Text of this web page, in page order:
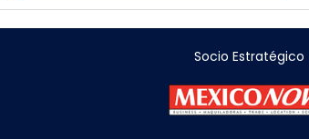
Socio Estratégico